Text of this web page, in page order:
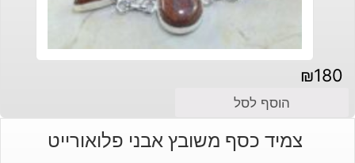
₪180
הוסף לסל
צמיד כסף משובץ אבני פלואורייט